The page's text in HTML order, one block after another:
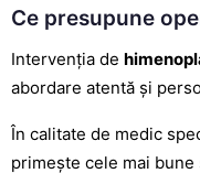
Ce presupune
Intervenția de
abordare atentă și
În calitate de medic
primește cele mai